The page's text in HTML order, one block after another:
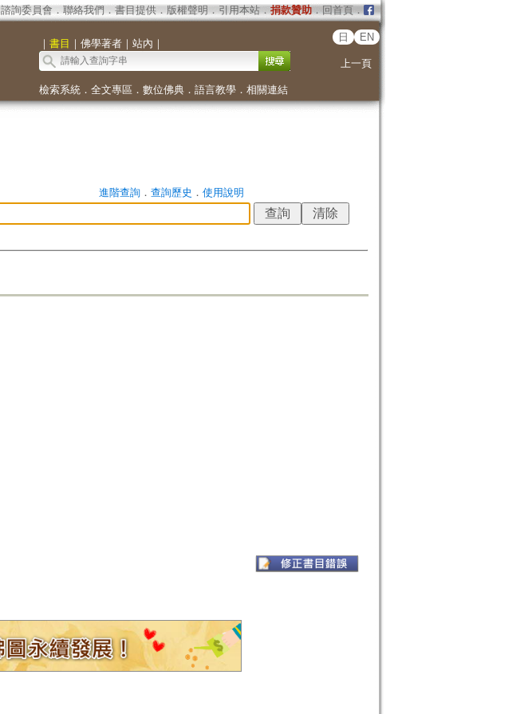
諮詢委員會． 聯絡我們 ． 書目提供． 版權聲明 ． 引用本站． 捐款贊助．回首頁．
｜ 書目 ｜ 佛學著者｜ 站內 ｜
日 EN
上一頁
檢索系統． 全文專區 ． 數位佛典． 語言教學． 相關連結
進階查詢． 查詢歷史 ． 使用說明